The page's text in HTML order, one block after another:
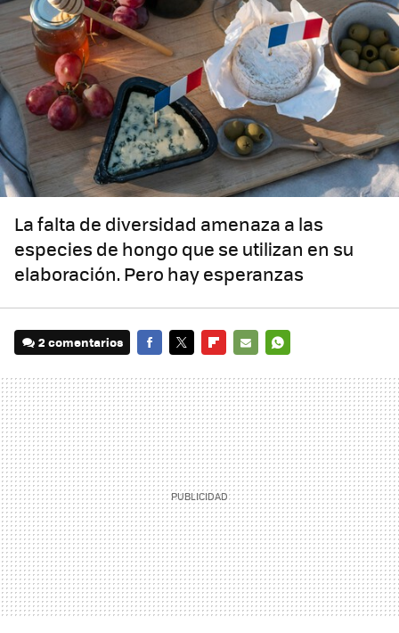
La falta de diversidad amenaza a las
especies de hongo que se utilizan en su
elaboración. Pero hay esperanzas
2 comentarios
MAIL